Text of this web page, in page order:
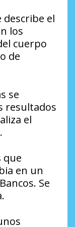
describe el
los
cuerpo
de
se
resultados
el
que
en un
Se